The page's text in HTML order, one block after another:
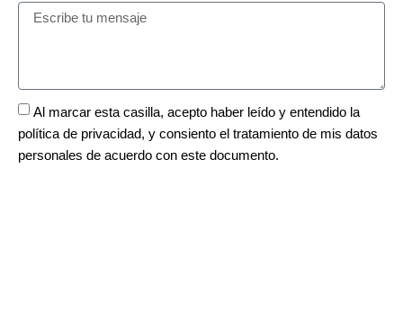
Al marcar esta casilla, acepto haber leído y entendido la
política de privacidad, y consiento el tratamiento de mis datos
personales de acuerdo con este documento.